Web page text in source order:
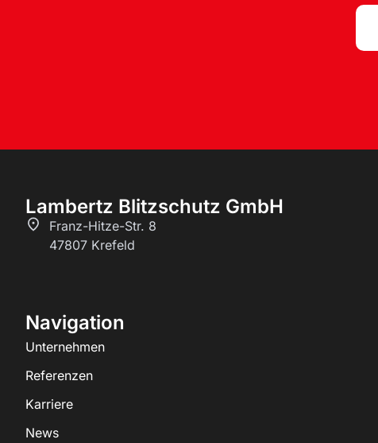
Lambertz Blitzschutz GmbH
Franz-Hitze-Str. 8
47807 Krefeld
Navigation
Unternehmen
Referenzen
Karriere
News